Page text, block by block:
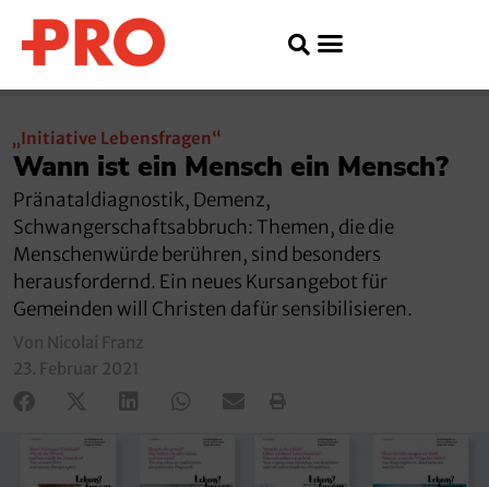
„Initiative Lebensfragen“
Wann ist ein Mensch ein Mensch?
Pränataldiagnostik, Demenz,
Schwangerschaftsabbruch: Themen, die die
Menschenwürde berühren, sind besonders
herausfordernd. Ein neues Kursangebot für
Gemeinden will Christen dafür sensibilisieren.
Von Nicolai Franz
23. Februar 2021